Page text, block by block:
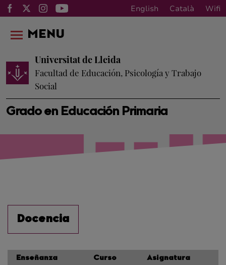
English Català Wifi
Grado en Educación Primaria
Universitat de Lleida
Facultad de Educación, Psicología y Trabajo
Social
MENU
Docencia
Enseñanza Curso Asignatura